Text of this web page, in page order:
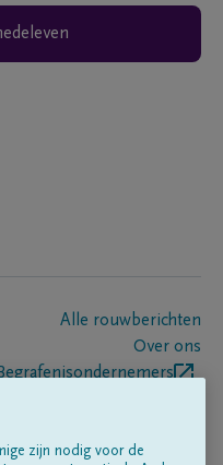
Alle rouwberichten
Over ons
Begrafenisondernemers
zijn nodig voor de